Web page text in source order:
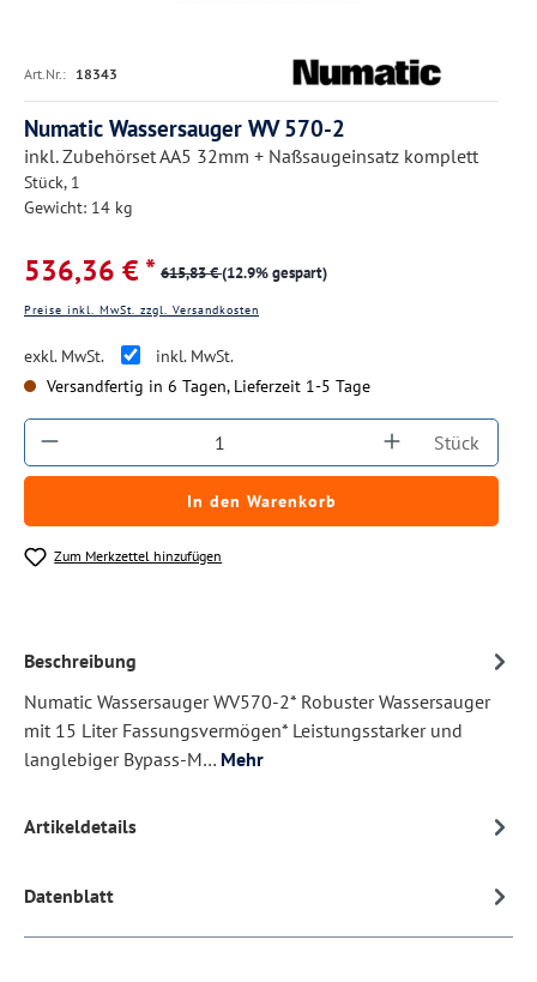
Art.Nr.: 18343
Numatic Wassersauger WV 570-2
inkl. Zubehörset AA5 32mm + Naßsaugeinsatz komplett
Stück, 1
Gewicht: 14 kg
536,36 € * 615,83 €(12.9% gespart)
Preise inkl. MwSt. zzgl. Versandkosten
exkl. MwSt.
inkl. MwSt.
Versandfertig in 6 Tagen, Lieferzeit 1-5 Tage
Produkt Anzahl: Gib den gewünschten
Stück
In den Warenkorb
Zum Merkzettel hinzufügen
Beschreibung
Numatic Wassersauger WV570-2* Robuster Wassersauger
mit 15 Liter Fassungsvermögen* Leistungsstarker und
langlebiger Bypass-M… Mehr
Artikeldetails
Datenblatt